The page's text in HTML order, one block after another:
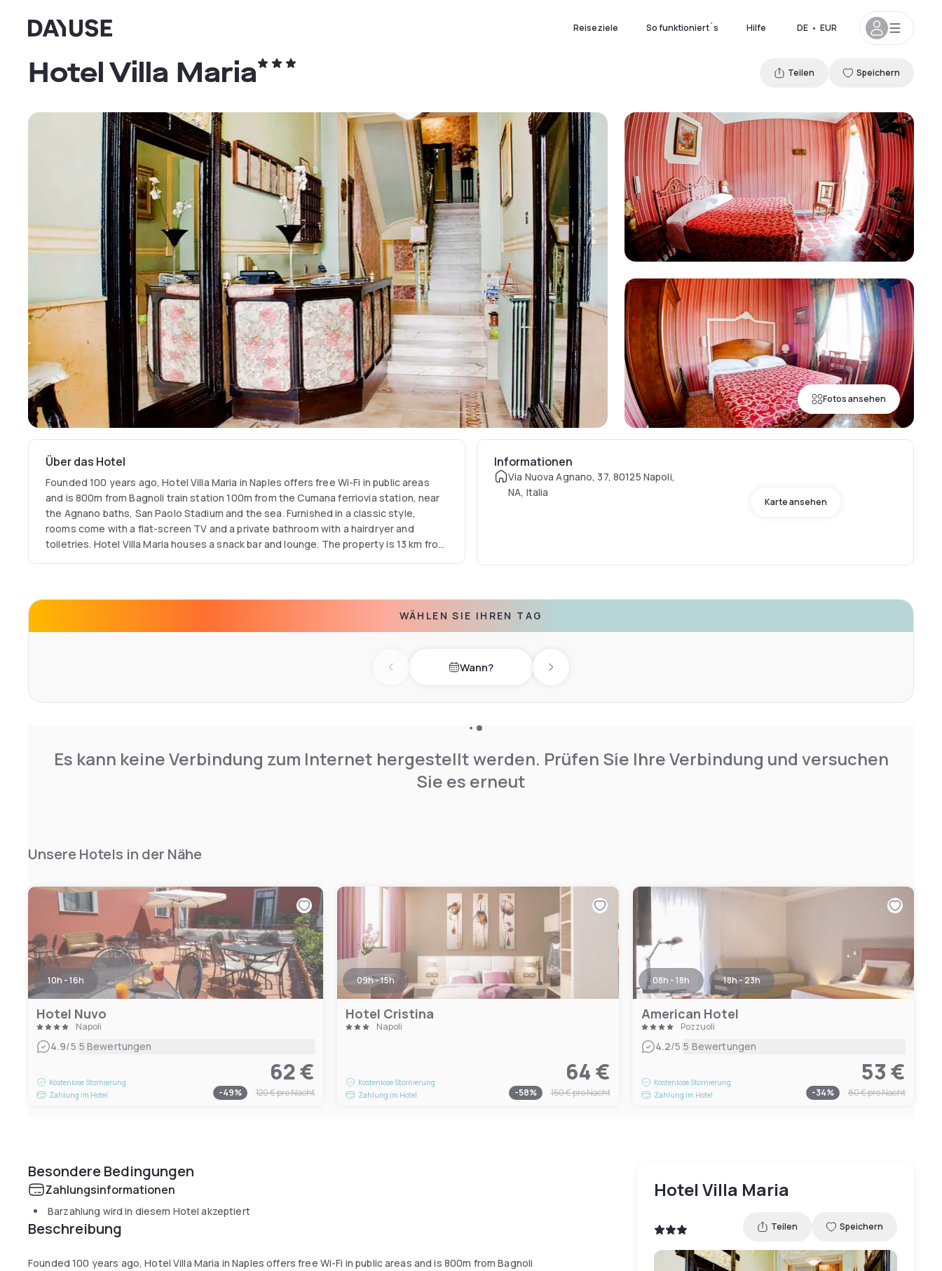
Dayuse Reiseziele So funktioniert´s Hilfe DE • EUR
Fotos ansehen
Hotel Villa Maria Teilen Speichern
Über das Hotel
Founded 100 years ago, Hotel Villa Maria in Naples offers free Wi-Fi in public areas
and is 800m from Bagnoli train station 100m from the Cumana ferriovia station, near
the Agnano baths, San Paolo Stadium and the sea. Furnished in a classic style,
rooms come with a flat-screen TV and a private bathroom with a hairdryer and
toiletries. Hotel Villa Maria houses a snack bar and lounge. The property is 13 km from
Informationen
Via Nuova Agnano, 37, 80125 Napoli,
NA, Italia
Karte ansehen
WÄHLEN SIE IHREN TAG
Previous day Wann? Next day
Es kann keine Verbindung zum Internet hergestellt werden. Prüfen Sie Ihre Verbindung und versuchen
Sie es erneut
Unsere Hotels in der Nähe
10h - 16h
Hotel Nuvo
Napoli
4.9/5|5 Bewertungen
Kostenlose Stornierung
Zahlung im Hotel
62 €
-49% 120 €pro Nacht
09h - 15h
Hotel Cristina
Napoli
Kostenlose Stornierung
Zahlung im Hotel
64 €
-58% 150 €pro Nacht
08h - 18h 18h - 23h
American Hotel
Pozzuoli
4.2/5|5 Bewertungen
Kostenlose Stornierung
Zahlung im Hotel
53 €
-34% 80 €pro Nacht
Besondere Bedingungen
Zahlungsinformationen
Barzahlung wird in diesem Hotel akzeptiert
Beschreibung
Founded 100 years ago, Hotel Villa Maria in Naples offers free Wi-Fi in public areas and is 800m from Bagnoli
Hotel Villa Maria
Teilen Speichern